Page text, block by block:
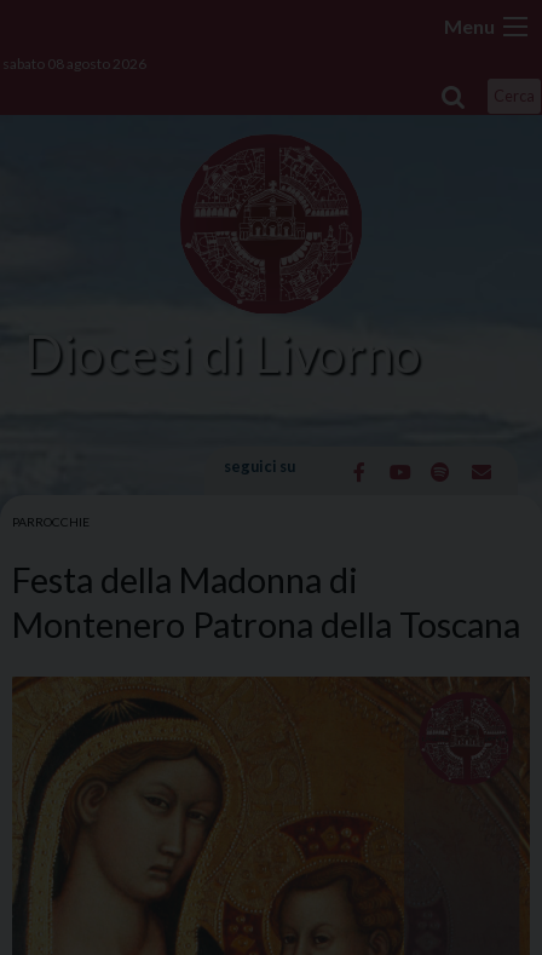
content
Menu
sabato 08 agosto 2026
Diocesi di Livorno
seguici su
PARROCCHIE
Festa della Madonna di
Montenero Patrona della Toscana